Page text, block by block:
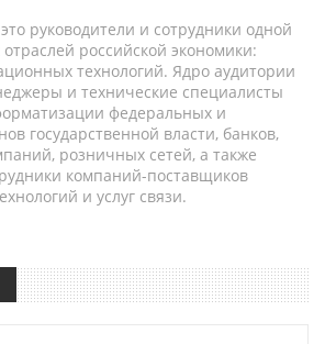
руководители и сотрудники одной
российской экономики:
технологий. Ядро аудитории
и технические специалисты
федеральных и
государственной власти, банков,
розничных сетей, а также
компаний-поставщиков
и услуг связи.